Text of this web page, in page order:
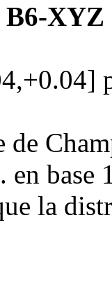
B6-XYZ
de
en base
la